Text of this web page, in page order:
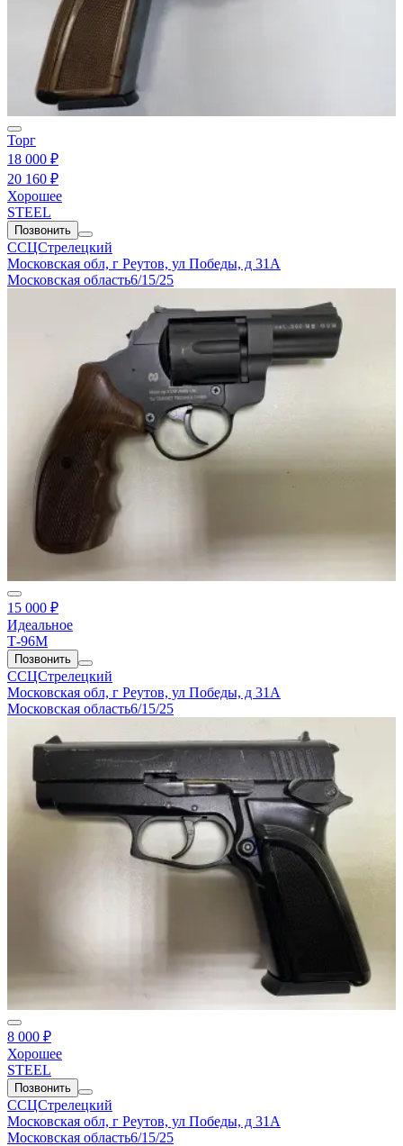
Торг
18 000 ₽
20 160 ₽
Хорошее
STEEL
Позвонить
ССЦСтрелецкий
Московская обл, г Реутов, ул Победы, д 31А
Московская область6/15/25
15 000 ₽
Идеальное
Т-96М
Позвонить
ССЦСтрелецкий
Московская обл, г Реутов, ул Победы, д 31А
Московская область6/15/25
8 000 ₽
Хорошее
STEEL
Позвонить
ССЦСтрелецкий
Московская обл, г Реутов, ул Победы, д 31А
Московская область6/15/25